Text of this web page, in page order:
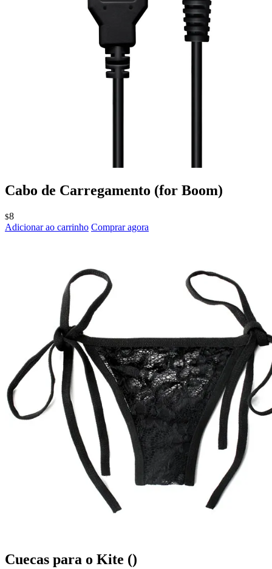
Cabo de Carregamento (for Boom)
$8
Adicionar ao carrinho Comprar agora
Cuecas para o Kite ()